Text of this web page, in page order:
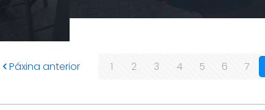
Páxina anterior 1 2 3 4 5 6 7